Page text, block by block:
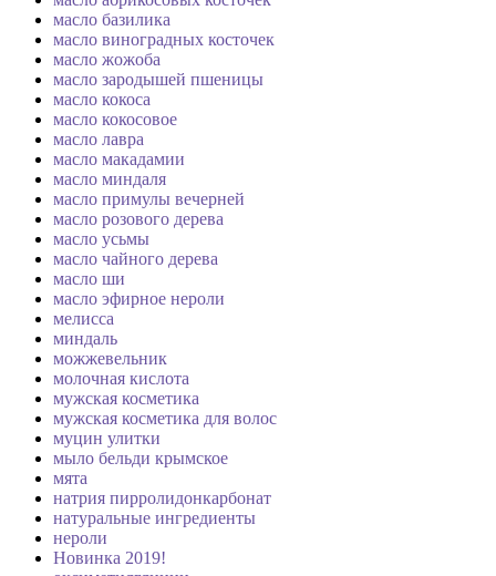
масло базилика
масло виноградных косточек
масло жожоба
масло зародышей пшеницы
масло кокоса
масло кокосовое
масло лавра
масло макадамии
масло миндаля
масло примулы вечерней
масло розового дерева
масло усьмы
масло чайного дерева
масло ши
масло эфирное нероли
мелисса
миндаль
можжевельник
молочная кислота
мужская косметика
мужская косметика для волос
муцин улитки
мыло бельди крымское
мята
натрия пирролидонкарбонат
натуральные ингредиенты
нероли
Новинка 2019!